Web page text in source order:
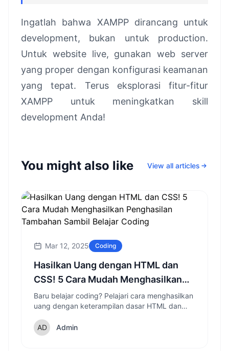
Ingatlah bahwa XAMPP dirancang untuk
development, bukan untuk production.
Untuk website live, gunakan web server
yang proper dengan konfigurasi keamanan
yang tepat. Terus eksplorasi fitur-fitur
XAMPP untuk meningkatkan skill
development Anda!
You might also like View all articles
Mar 12, 2025 Coding
Hasilkan Uang dengan HTML dan
CSS! 5 Cara Mudah Menghasilkan
Penghasilan Tambahan Sambil
Belajar Coding
Baru belajar coding? Pelajari cara menghasilkan
uang dengan keterampilan dasar HTML dan
bahasa programming lanjutan.
Admin